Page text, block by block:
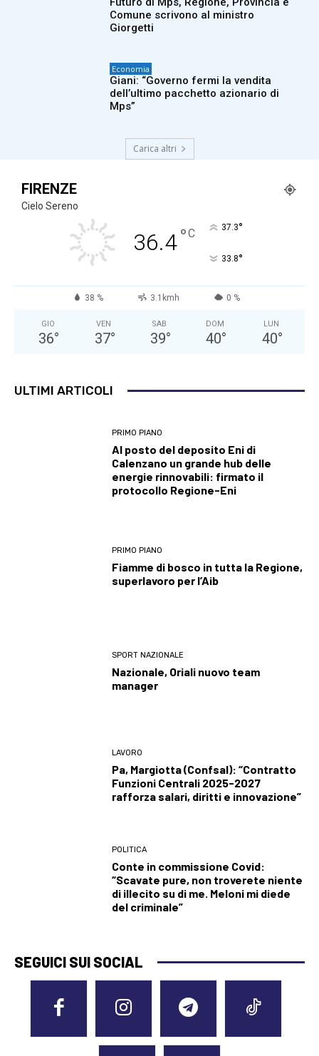
Comune scrivono al ministro
Giorgetti
Economia
Giani: “Governo fermi la vendita
dell’ultimo pacchetto azionario di
Mps”
Carica altri
FIRENZE
Cielo Sereno
36.4°C 37.3°
33.8°
38 % 3.1kmh 0 %
GIO
36°
VEN
37°
SAB
39°
DOM
40°
LUN
40°
ULTIMI ARTICOLI
PRIMO PIANO
Al posto del deposito Eni di
Calenzano un grande hub delle
energie rinnovabili: firmato il
protocollo Regione-Eni
PRIMO PIANO
Fiamme di bosco in tutta la Regione,
superlavoro per l’Aib
SPORT NAZIONALE
Nazionale, Oriali nuovo team
manager
LAVORO
Pa, Margiotta (Confsal): “Contratto
Funzioni Centrali 2025-2027
rafforza salari, diritti e innovazione”
POLITICA
Conte in commissione Covid:
“Scavate pure, non troverete niente
di illecito su di me. Meloni mi diede
del criminale”
SEGUICI SUI SOCIAL